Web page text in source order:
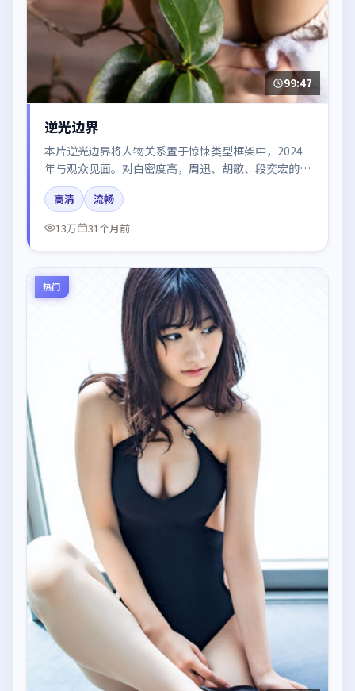
99:47
逆光边界
本片逆光边界将人物关系置于惊悚类型框架中，2024
年与观众见面。对白密度高，周迅、胡歌、段奕宏的台
词节奏值得关注；整体气质偏中国大陆都市与冷色调摄
影。
高清
流畅
13万
31个月前
热门